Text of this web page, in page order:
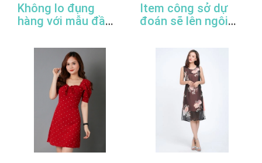
Không lo đụng
hàng với mẫu đầm
thanh lịch
Item công sở dự
đoán sẽ lên ngôi